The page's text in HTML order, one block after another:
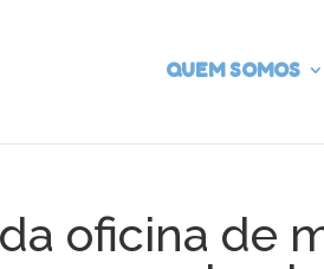
QUEM SOMOS
oficina de